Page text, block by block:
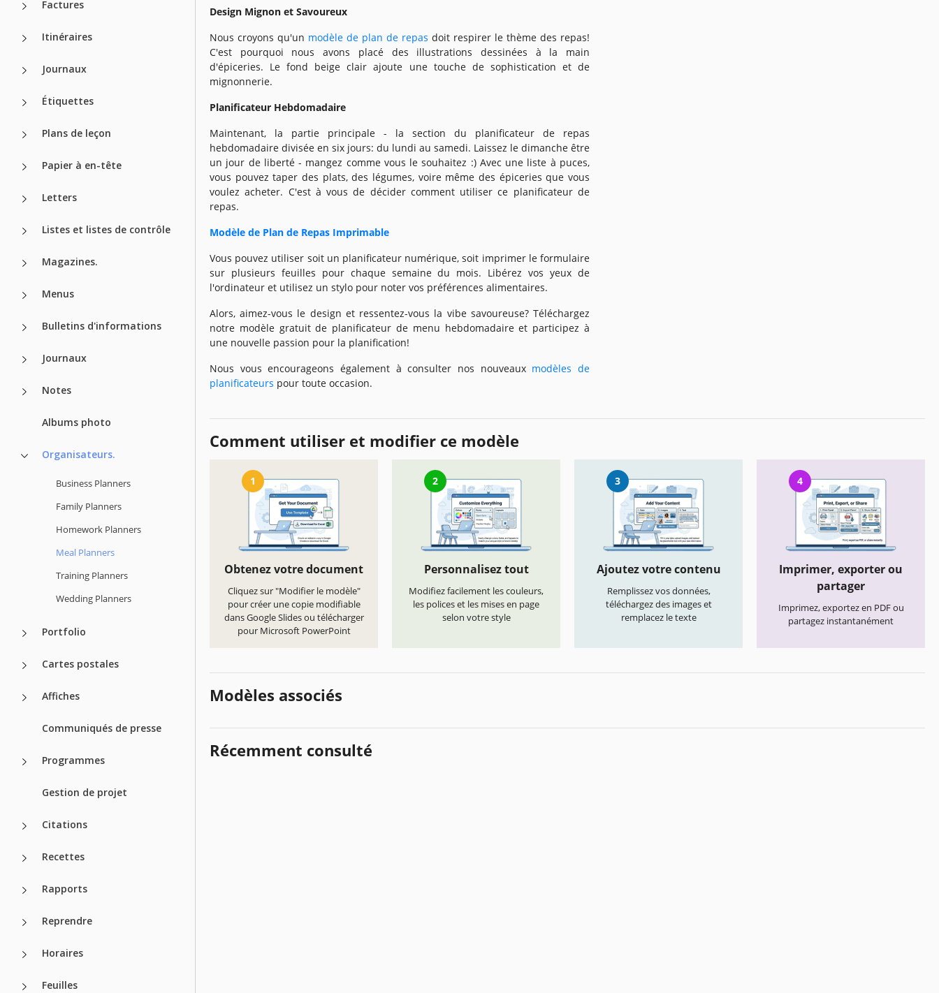
Factures
Itinéraires
Journaux
Étiquettes
Plans de leçon
Papier à en-tête
Letters
Listes et listes de contrôle
Magazines.
Menus
Bulletins d'informations
Journaux
Notes
Albums photo
Organisateurs.
Business Planners
Family Planners
Homework Planners
Meal Planners
Training Planners
Wedding Planners
Portfolio
Cartes postales
Affiches
Communiqués de presse
Programmes
Gestion de projet
Citations
Recettes
Rapports
Reprendre
Horaires
Feuilles
Design Mignon et Savoureux
Nous croyons qu'un modèle de plan de repas doit respirer le thème des repas!
C'est pourquoi nous avons placé des illustrations dessinées à la main
d'épiceries. Le fond beige clair ajoute une touche de sophistication et de
mignonnerie.
Planificateur Hebdomadaire
Maintenant, la partie principale - la section du planificateur de repas
hebdomadaire divisée en six jours: du lundi au samedi. Laissez le dimanche être
un jour de liberté - mangez comme vous le souhaitez :) Avec une liste à puces,
vous pouvez taper des plats, des légumes, voire même des épiceries que vous
voulez acheter. C'est à vous de décider comment utiliser ce planificateur de
repas.
Modèle de Plan de Repas Imprimable
Vous pouvez utiliser soit un planificateur numérique, soit imprimer le formulaire
sur plusieurs feuilles pour chaque semaine du mois. Libérez vos yeux de
l'ordinateur et utilisez un stylo pour noter vos préférences alimentaires.
Alors, aimez-vous le design et ressentez-vous la vibe savoureuse? Téléchargez
notre modèle gratuit de planificateur de menu hebdomadaire et participez à
une nouvelle passion pour la planification!
Nous vous encourageons également à consulter nos nouveaux modèles de
planificateurs pour toute occasion.
Comment utiliser et modifier ce modèle
1
Obtenez votre document
Cliquez sur "Modifier le modèle"
pour créer une copie modifiable
dans Google Slides ou télécharger
pour Microsoft PowerPoint
2
Personnalisez tout
Modifiez facilement les couleurs,
les polices et les mises en page
selon votre style
3
Ajoutez votre contenu
Remplissez vos données,
téléchargez des images et
remplacez le texte
4
Imprimer, exporter ou
partager
Imprimez, exportez en PDF ou
partagez instantanément
Modèles associés
Récemment consulté